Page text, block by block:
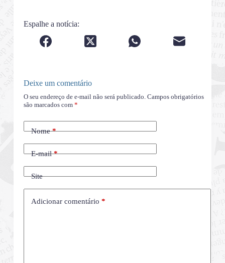
Espalhe a notícia:
Deixe um comentário
O seu endereço de e-mail não será publicado. Campos obrigatórios
são marcados com *
Nome*
E-mail*
Site
Adicionar comentário *